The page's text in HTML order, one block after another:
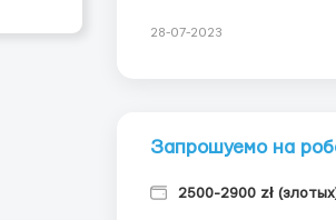
28-07-2023
Запрошуемо на
2500-2900 zł